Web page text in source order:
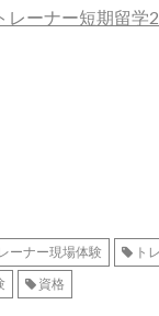
ーナー短期留学
ーナー現場体験
ト
資格